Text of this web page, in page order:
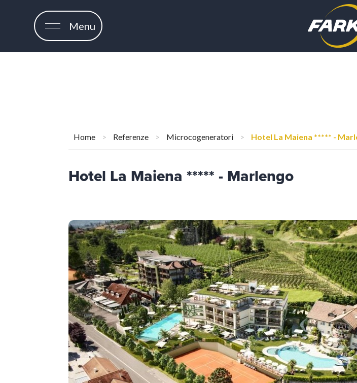
Menu
Home > Referenze > Microcogeneratori > Hotel La Maiena ***** -
Hotel La Maiena ***** - Marlengo